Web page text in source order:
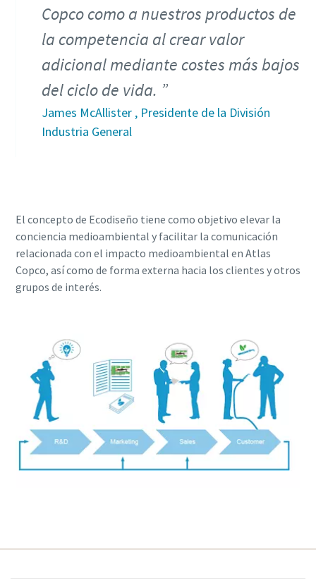
Copco como a nuestros productos de
la competencia al crear valor
adicional mediante costes más bajos
del ciclo de vida.
James McAllister , Presidente de la División
Industria General
El concepto de Ecodiseño tiene como objetivo elevar la
conciencia medioambiental y facilitar la comunicación
relacionada con el impacto medioambiental en Atlas
Copco, así como de forma externa hacia los clientes y otros
grupos de interés.